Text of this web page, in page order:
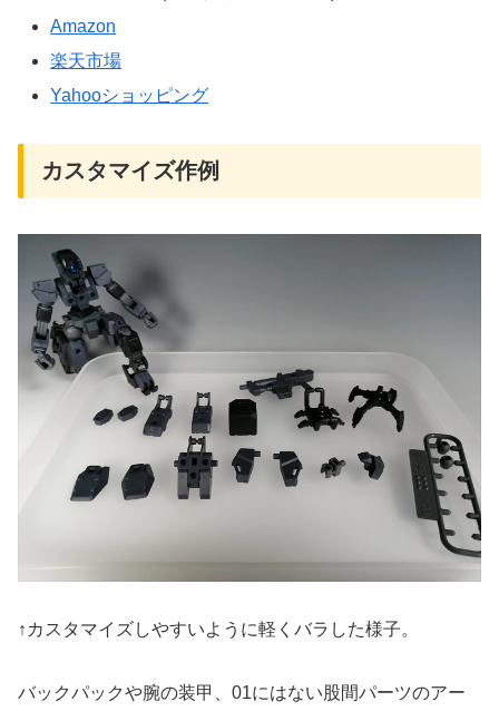
Amazon
楽天市場
Yahooショッピング
カスタマイズ作例
↑カスタマイズしやすいように軽くバラした様子。
バックパックや腕の装甲、01にはない股間パーツのアー